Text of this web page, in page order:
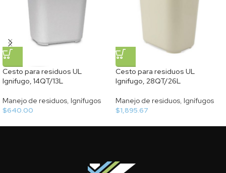
Cesto para residuos UL
Ignifugo, 14QT/13L
Manejo de residuos Ignífugos
$640.00
Cesto para residuos UL
Ignifugo, 28QT/26L
Manejo de residuos Ignífugos
$1,895.67